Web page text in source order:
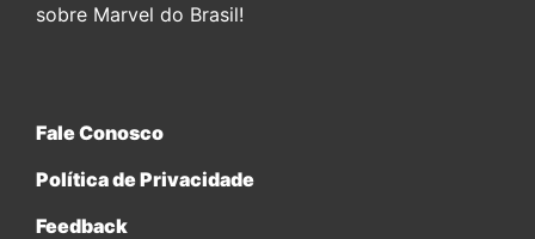
sobre Marvel do Brasil!
Fale Conosco
Política de Privacidade
Feedback